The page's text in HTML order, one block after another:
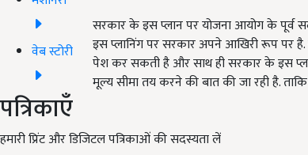
वेब स्टोरी
पत्रिकाएँ
हमारी प्रिंट और डिजिटल पत्रिकाओं की सदस्यता लें
सरकार के इस प्लान पर योजना आयोग के पूर्व
इस प्लानिंग पर सरकार अपने आखिरी रूप पर है.
पेश कर सकती है और साथ ही सरकार के इस
मूल्य सीमा तय करने की बात की जा रही है.